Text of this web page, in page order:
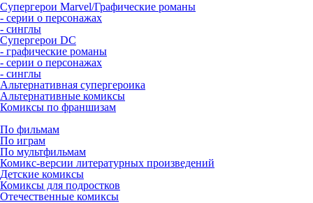
Супергерои Marvel/Графические романы
- серии о персонажах
- синглы
Супергерои DC
- графические романы
- серии о персонажах
- синглы
Альтернативная супергероика
Альтернативные комиксы
Комиксы по франшизам
По фильмам
По играм
По мультфильмам
Комикс-версии литературных произведений
Детские комиксы
Комиксы для подростков
Отечественные комиксы